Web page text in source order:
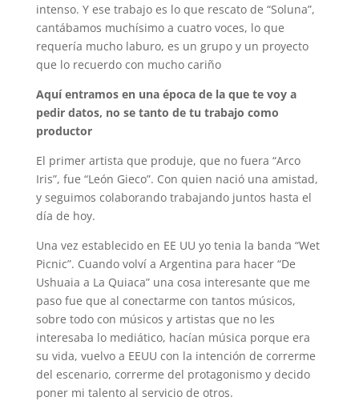
intenso. Y ese trabajo es lo que rescato de “Soluna”,
cantábamos muchísimo a cuatro voces, lo que
requería mucho laburo, es un grupo y un proyecto
que lo recuerdo con mucho cariño
Aquí entramos en una época de la que te voy a
pedir datos, no se tanto de tu trabajo como
productor
El primer artista que produje, que no fuera “Arco
Iris”, fue “León Gieco”. Con quien nació una amistad,
y seguimos colaborando trabajando juntos hasta el
día de hoy.
Una vez establecido en EE UU yo tenia la banda “Wet
Picnic”. Cuando volví a Argentina para hacer “De
Ushuaia a La Quiaca” una cosa interesante que me
paso fue que al conectarme con tantos músicos,
sobre todo con músicos y artistas que no les
interesaba lo mediático, hacían música porque era
su vida, vuelvo a EEUU con la intención de correrme
del escenario, correrme del protagonismo y decido
poner mi talento al servicio de otros.